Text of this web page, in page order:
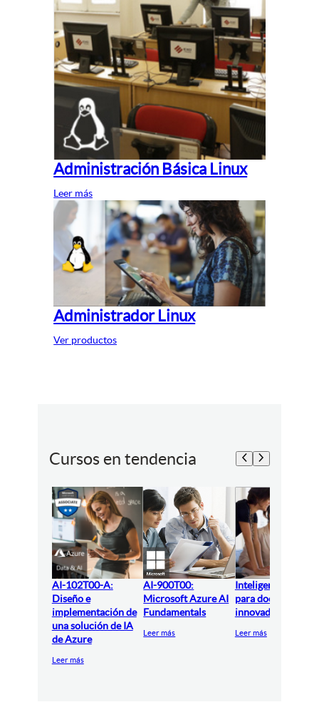
Administración Básica Linux
Leer más
Administrador Linux
Ver productos
Cursos en tendencia
AI-102T00-A:
Diseño e
implementación de
una solución de IA
de Azure
Leer más
AI-900T00:
Microsoft Azure AI
Fundamentals
Leer más
Inteligencia
para docentes
innovadores
Leer más